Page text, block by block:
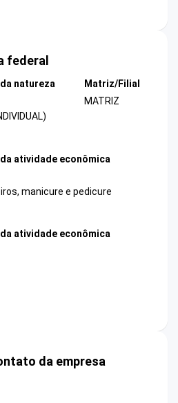
federal
natureza
Matriz/Filial
MATRIZ
atividade econômica
manicure e pedicure
atividade econômica
da empresa